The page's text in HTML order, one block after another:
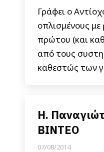
Γράφει ο
οπλισμένους
πρώτου (και
από τους
καθεστώς των
Η.
ΒΙΝΤΕΟ
07/08/2014